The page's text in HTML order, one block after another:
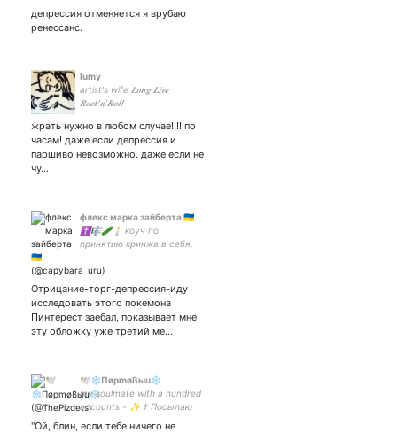
смотрите каррд с компа 😭
депрессия отменяется я врубаю
ренессанс.
lumy
artist's wife 𝑳𝒐𝒏𝒈 𝑳𝒊𝒗𝒆
𝑹𝒐𝒄𝒌'𝒏'𝑹𝒐𝒍𝒍
жрать нужно в любом случае!!!! по
часам! даже если депрессия и
паршиво невозможно. даже если не
чу…
флекс марка зайберта 🇺🇦
✝️🎼🥒🕯️ коуч по
принятию кринжа в себя,
👅👁️👅 || мюзиклофд (в
джокер я твой рокер
Отрицание-торг-депрессия-иду
исследовать этого покемона
Пинтерест заебал, показывает мне
эту обложку уже третий ме…
🕊❄Пøрmøßыu❄
my soulmate with a hundred
accounts - ✨ † Посылаю
"Ой, блин, если тебе ничего не